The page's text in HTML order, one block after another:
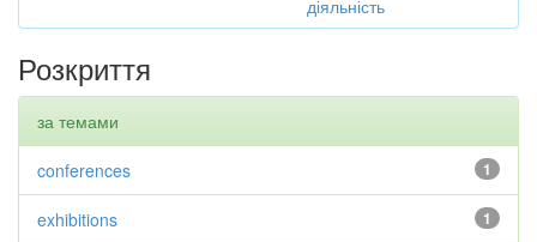
діяльність
Розкриття
за темами
1
conferences
1
exhibitions